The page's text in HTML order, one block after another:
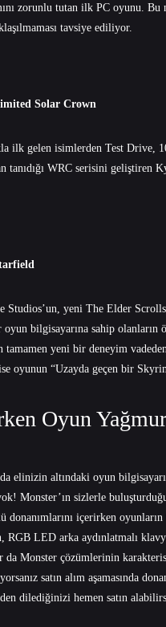
zorunlu tutan ilk PC oyunu. Bu
tavsiye ediliyor.
Solar Crown
ilk gelen isimlerden Test Drive,
WRC serisini geliştiren
Studios’un, yeni The Elder
bilgisayarına sahip olanların
yeni bir deneyim
oyunun “Uzayda geçen bir
Oyun
elinizin altındaki oyun
Monster’ın sizlerle
içerirken oyunların
LED arka aydınlatmalı
da Monster çözümlerinin
satın alım aşamasında
dilediğinizi hemen satın